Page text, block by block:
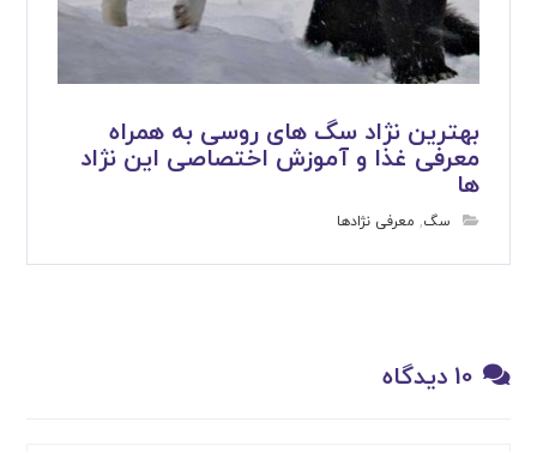
بهترین نژاد سگ های روسی به همراه
معرفی غذا و آموزش اختصاصی این نژاد
ها
سگ, معرفی نژادها
10 دیدگاه